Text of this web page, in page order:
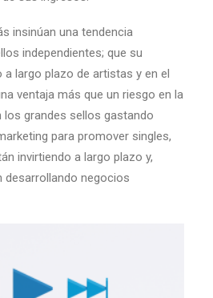
insinúan una tendencia
independientes; que su
a largo plazo de artistas y en el
ventaja más que un riesgo en la
los grandes sellos gastando
para promover singles,
invirtiendo a largo plazo y,
negocios